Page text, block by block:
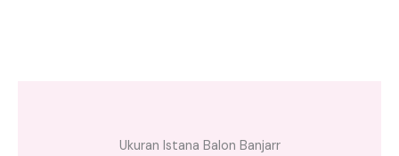
Ukuran Istana Balon Banjarr